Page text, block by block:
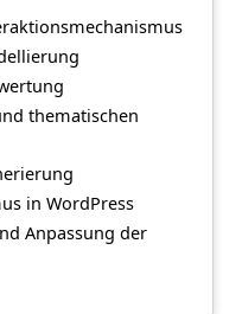
thematischen
in WordPress
Anpassung der